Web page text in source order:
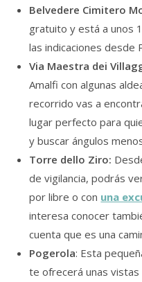
Belvedere Cimitero
gratuito y está a unos
las indicaciones desde
Via Maestra dei
Amalfi con algunas
recorrido vas a
lugar perfecto para
y buscar ángulos
Torre dello Ziro:
de vigilancia, podrás
por libre o con una
interesa conocer
cuenta que es una
Pogerola: Esta
te ofrecerá unas vistas